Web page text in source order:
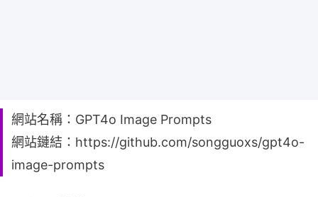
網站名稱：GPT4o Image Prompts
網站鏈結：https://github.com/songguoxs/gpt4o-
image-prompts